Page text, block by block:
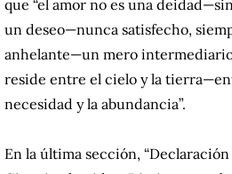
que “el amor no es una
un deseo—nunca satisfecho,
anhelante—un mero
reside entre el cielo y la
necesidad y la abundancia”.
En la última sección, “Declaración